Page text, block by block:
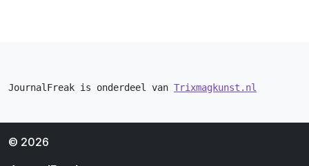
JournalFreak is onderdeel van Trixmagkunst.nl
© 2026